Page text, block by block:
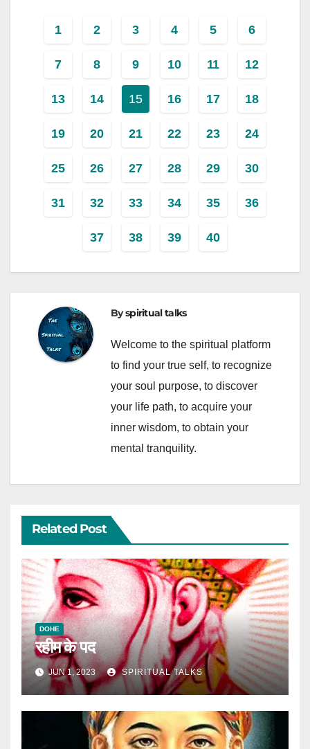
1 2 3 4 5 6
7 8 9 10 11 12
13 14 15 16 17 18
19 20 21 22 23 24
25 26 27 28 29 30
31 32 33 34 35 36
37 38 39 40
Byspiritual talks
Welcome to the spiritual platform
to find your true self, to recognize
your soul purpose, to discover
your life path, to acquire your
inner wisdom, to obtain your
mental tranquility.
Related Post
DOHE
रहीम के पद
JUN 1, 2023 SPIRITUAL TALKS